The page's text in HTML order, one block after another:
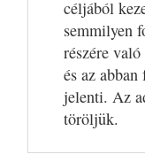
céljából
semmilyen
részére
és az
jelenti. Az
töröljük.